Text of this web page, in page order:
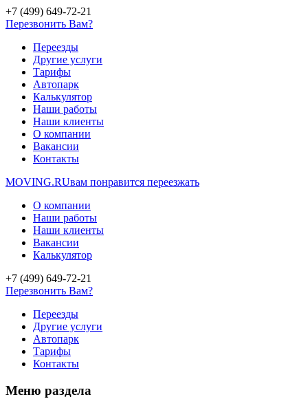
+7 (499) 649-72-21
Перезвонить Вам?
Переезды
Другие услуги
Тарифы
Автопарк
Калькулятор
Наши работы
Наши клиенты
О компании
Вакансии
Контакты
MOVING.RUвам понравится переезжать
О компании
Наши работы
Наши клиенты
Вакансии
Калькулятор
+7 (499) 649-72-21
Перезвонить Вам?
Переезды
Другие услуги
Автопарк
Тарифы
Контакты
Меню раздела